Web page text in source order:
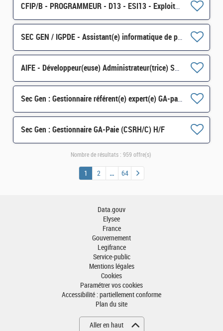
CFIP/B - PROGRAMMEUR - D13 - ESI13 - Exploitant(e) Applicatif sur AIX H/F
SEC GEN / IGPDE - Assistant(e) informatique de proximité H/F
AIFE - Développeur(euse) Administrateur(trice) ServiceNow H/F
Sec Gen : Gestionnaire référent(e) expert(e) GA-paye des agents contractuels (CSRH/C) H/F
Sec Gen : Gestionnaire GA-Paie (CSRH/C) H/F
Nombre de résultats : 959 offre(s)
1 2 64
Data.gouv
Elysee
France
Gouvernement
Legifrance
Service-public
Mentions légales
Cookies
Paramétrer vos cookies
Accessibilité : partiellement conforme
Plan du site
Aller en haut